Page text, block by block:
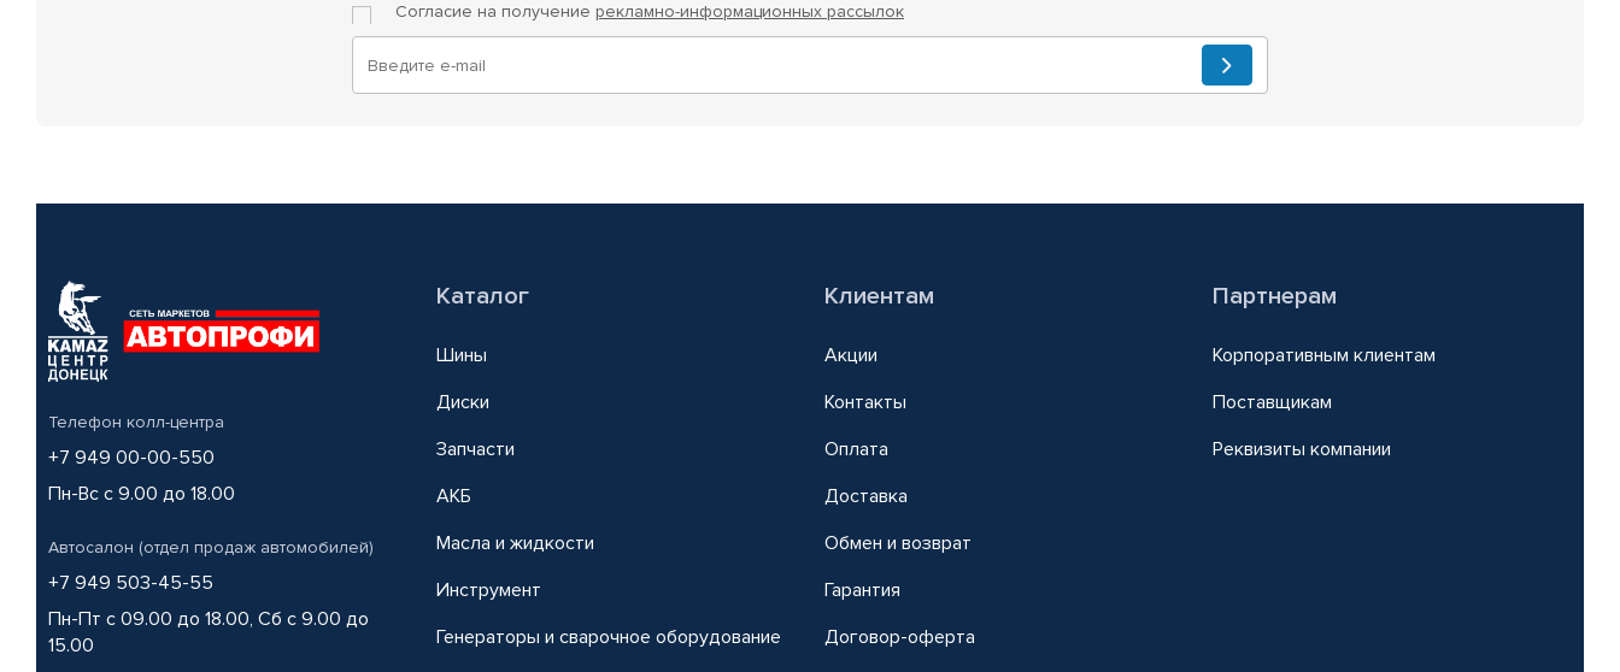
Согласие на получение рекламно-информационных рассылок
Телефон колл-центра
+7 949 00-00-550
Пн-Вс с 9.00 до 18.00
Автосалон (отдел продаж автомобилей)
+7 949 503-45-55
Пн-Пт с 09.00 до 18.00, Сб с 9.00 до
15.00
Каталог
Шины
Диски
Запчасти
АКБ
Масла и жидкости
Инструмент
Генераторы и сварочное оборудование
Клиентам
Акции
Контакты
Оплата
Доставка
Обмен и возврат
Гарантия
Договор-оферта
Партнерам
Корпоративным клиентам
Поставщикам
Реквизиты компании